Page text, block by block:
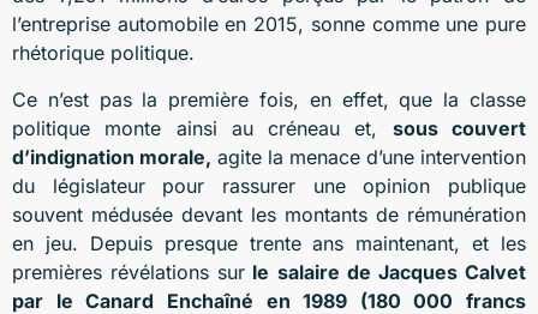
l’entreprise automobile en 2015, sonne comme une pure
rhétorique politique.
Ce n’est pas la première fois, en effet, que la classe
politique monte ainsi au créneau et, sous couvert
d’indignation morale, agite la menace d’une intervention
du législateur pour rassurer une opinion publique
souvent médusée devant les montants de rémunération
en jeu. Depuis presque trente ans maintenant, et les
premières révélations sur le salaire de Jacques Calvet
par le Canard Enchaîné en 1989 (180 000 francs